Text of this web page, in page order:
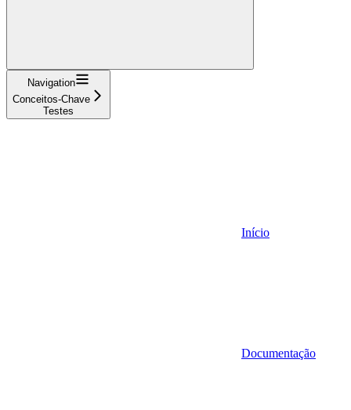
Navigation
Conceitos-Chave
Testes
Início
Documentação